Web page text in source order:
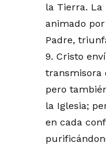
la Tierra. La
animado
Padre,
9. Cristo
transmisora
pero
la Iglesia;
en cada